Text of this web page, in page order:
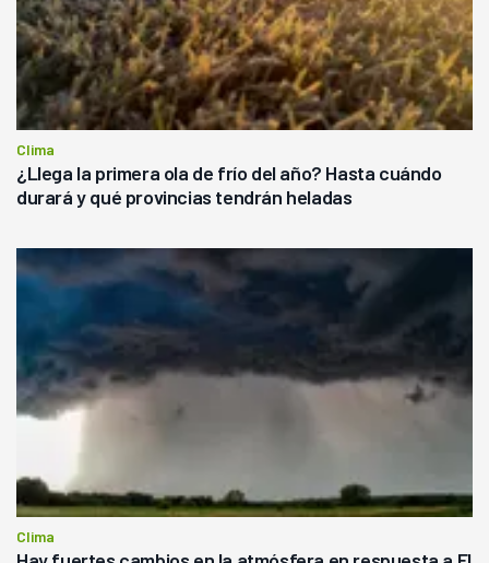
Clima
¿Llega la primera ola de frío del año? Hasta cuándo
durará y qué provincias tendrán heladas
Clima